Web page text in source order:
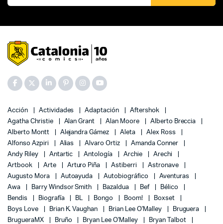
Acción Actividades Adaptación
Aftershok
Agatha Christie
Alan Grant Alan Moore
Alberto Breccia
Alberto Montt
Alejandra Gámez Aleta
Alex Ross
Alfonso Azpiri
Alias Alvaro Ortiz
Amanda Conner
Andy Riley
Antartic Antología Archie
Arechi
Artbook
Arte Arturo Piña Astiberri
Astronave
Augusto Mora
Autoayuda Autobiográfico
Aventuras
Awa
Barry Windsor Smith Bazaldua Bef
Bélico
Bendis
Biografía BL Bongo Boom!
Boxset
Boys Love
Brian K. Vaughan Brian Lee O'Malley
Bruguera
BrugueraMX
Bruño Bryan Lee O'Malley
Bryan Talbot